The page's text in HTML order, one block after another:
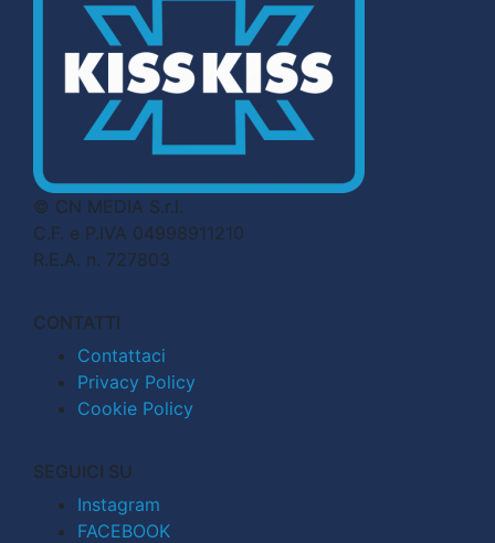
© CN MEDIA S.r.l.
C.F. e P.IVA 04998911210
R.E.A. n. 727803
CONTATTI
Contattaci
Privacy Policy
Cookie Policy
SEGUICI SU
Instagram
FACEBOOK